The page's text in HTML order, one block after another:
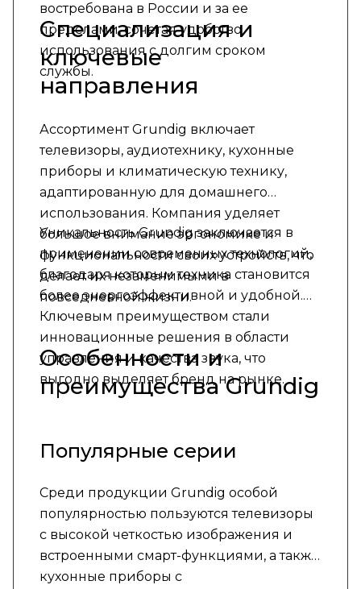
востребована в России и за ее
пределами, сочетая удобство
использования с долгим сроком
службы.
Специализация и
ключевые
направления
Ассортимент Grundig включает
телевизоры, аудиотехнику, кухонные
приборы и климатическую технику,
адаптированную для домашнего
использования. Компания уделяет
большое внимание эргономике и
функциональности своих устройств, что
делает их незаменимыми в
повседневной жизни.
Уникальность Grundig заключается в
применении современных технологий,
благодаря которым техника становится
более энергоэффективной и удобной.
Ключевым преимуществом стали
инновационные решения в области
управления и качества звука, что
выгодно выделяет бренд на рынке.
Особенности и
преимущества Grundig
Популярные серии
Среди продукции Grundig особой
популярностью пользуются телевизоры
с высокой четкостью изображения и
встроенными смарт-функциями, а также
кухонные приборы с